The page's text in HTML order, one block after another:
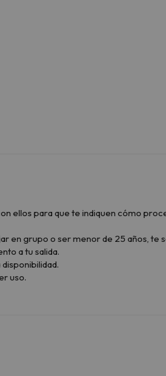
ellos para que te indiquen cómo
en grupo o ser menor de 25 años,
a tu salida.
uso.